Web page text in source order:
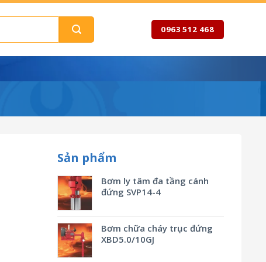
0963 512 468
Sản phẩm
Bơm ly tâm đa tầng cánh
đứng SVP14-4
Bơm chữa cháy trục đứng
XBD5.0/10GJ